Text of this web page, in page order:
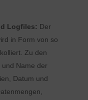
Logfiles: Der
in Form von so
Zu den
Name der
Datum und